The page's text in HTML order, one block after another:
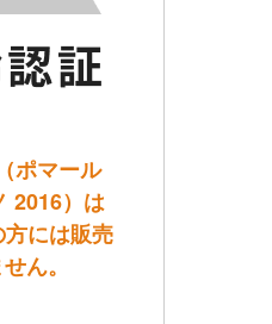
ポマール
2016）は
には販売
ん。